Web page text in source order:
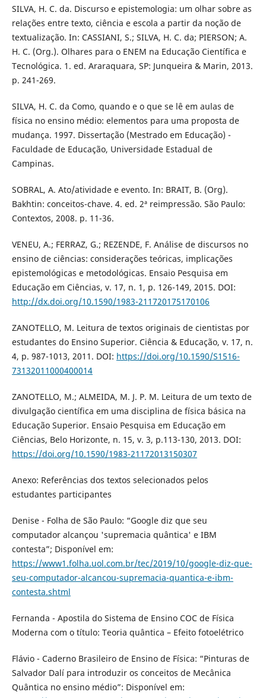
SILVA, H. C. da. Discurso e epistemologia: um olhar sobre as
relações entre texto, ciência e escola a partir da noção de
textualização. In: CASSIANI, S.; SILVA, H. C. da; PIERSON; A.
H. C. (Org.). Olhares para o ENEM na Educação Científica e
Tecnológica. 1. ed. Araraquara, SP: Junqueira & Marin, 2013.
p. 241-269.
SILVA, H. C. da Como, quando e o que se lê em aulas de
física no ensino médio: elementos para uma proposta de
mudança. 1997. Dissertação (Mestrado em Educação) -
Faculdade de Educação, Universidade Estadual de
Campinas.
SOBRAL, A. Ato/atividade e evento. In: BRAIT, B. (Org).
Bakhtin: conceitos-chave. 4. ed. 2ª reimpressão. São Paulo:
Contextos, 2008. p. 11-36.
VENEU, A.; FERRAZ, G.; REZENDE, F. Análise de discursos no
ensino de ciências: considerações teóricas, implicações
epistemológicas e metodológicas. Ensaio Pesquisa em
Educação em Ciências, v. 17, n. 1, p. 126-149, 2015. DOI:
http://dx.doi.org/10.1590/1983-211720175170106
ZANOTELLO, M. Leitura de textos originais de cientistas por
estudantes do Ensino Superior. Ciência & Educação, v. 17, n.
4, p. 987-1013, 2011. DOI: https://doi.org/10.1590/S1516-
73132011000400014
ZANOTELLO, M.; ALMEIDA, M. J. P. M. Leitura de um texto de
divulgação científica em uma disciplina de física básica na
Educação Superior. Ensaio Pesquisa em Educação em
Ciências, Belo Horizonte, n. 15, v. 3, p.113-130, 2013. DOI:
https://doi.org/10.1590/1983-21172013150307
Anexo: Referências dos textos selecionados pelos
estudantes participantes
Denise - Folha de São Paulo: “Google diz que seu
computador alcançou 'supremacia quântica' e IBM
contesta”; Disponível em:
https://www1.folha.uol.com.br/tec/2019/10/google-diz-que-
seu-computador-alcancou-supremacia-quantica-e-ibm-
contesta.shtml
Fernanda - Apostila do Sistema de Ensino COC de Física
Moderna com o título: Teoria quântica – Efeito fotoelétrico
Flávio - Caderno Brasileiro de Ensino de Física: “Pinturas de
Salvador Dalí para introduzir os conceitos de Mecânica
Quântica no ensino médio”: Disponível em: